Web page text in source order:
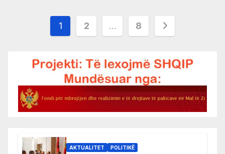
Posts
1 2 … 8
AKTUALITET POLITIKË